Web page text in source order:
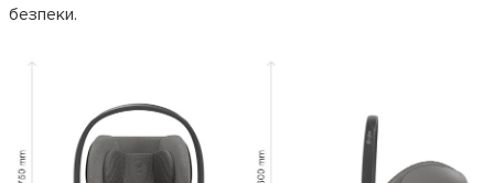
безпеки.